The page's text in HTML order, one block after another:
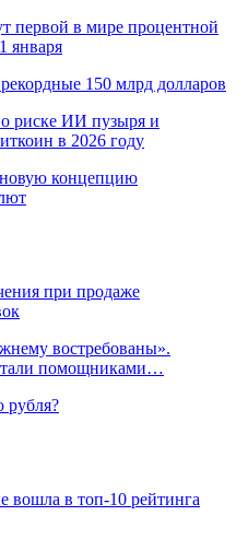
первой в мире процентной
января
150 млрд долларов
риске ИИ пузыря и
в 2026 году
новую концепцию
при продаже
востребованы».
помощниками…
рубля?
вошла в топ-10 рейтинга